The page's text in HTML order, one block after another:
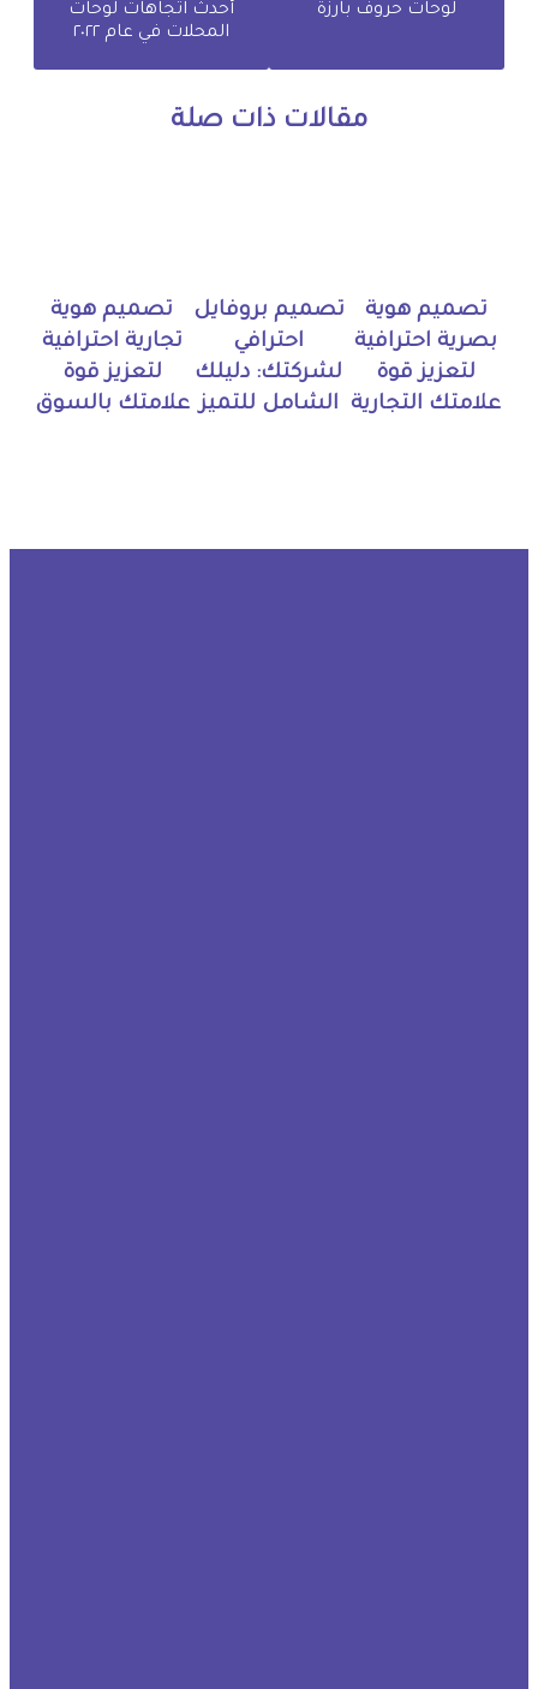
لوحات حروف بارزة
أحدث اتجاهات لوحات
المحلات في عام ٢٠٢٢
مقالات ذات صلة
تصميم هوية
بصرية احترافية
لتعزيز قوة
علامتك التجارية
تصميم بروفايل
احترافي
لشركتك: دليلك
الشامل للتميز
تصميم هوية
تجارية احترافية
لتعزيز قوة
علامتك بالسوق